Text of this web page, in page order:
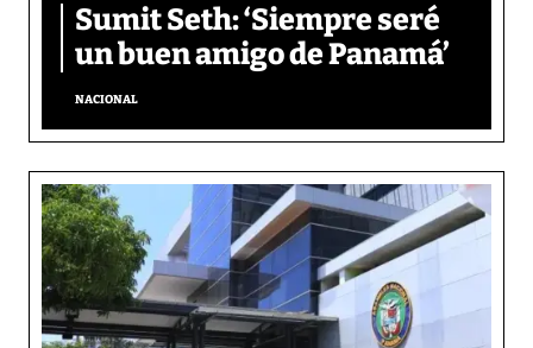
Sumit Seth: ‘Siempre seré
un buen amigo de Panamá’
NACIONAL